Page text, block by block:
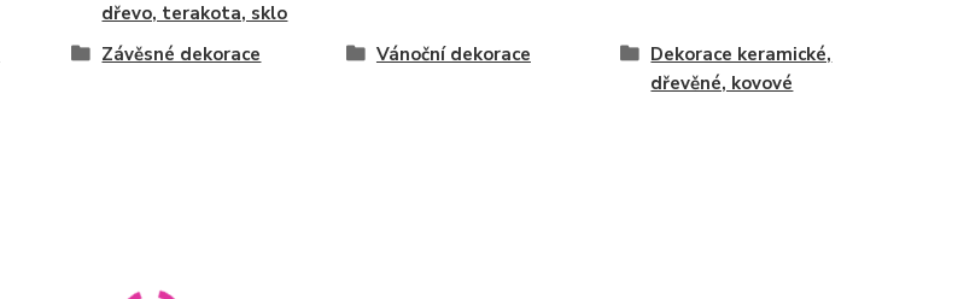
dřevo, terakota, sklo
Závěsné dekorace Vánoční dekorace
Dekorace keramické,
dřevěné, kovové